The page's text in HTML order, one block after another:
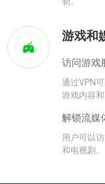
游戏和
访问游戏
通过VPN
游戏内容和
解锁流媒
用户可以
和电视剧。